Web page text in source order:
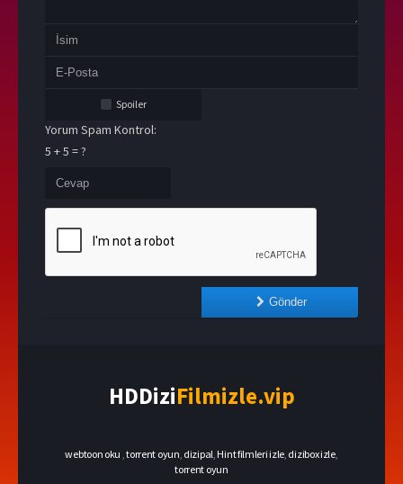
Spoiler
Yorum Spam Kontrol:
5 + 5 = ?
Gönder
HDDiziFilmizle.vip
webtoon oku ,torrent oyun dizipal Hint filmleri izle dizibox izle,
torrent oyun